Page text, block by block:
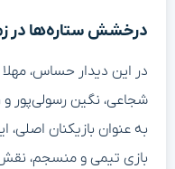
درخشش ستاره‌ها در
در این دیدار حساس، مهلا
شجاعی، نگین رسولی‌پور و
به عنوان بازیکنان اصلی،
بازی تیمی و منسجم، نقش